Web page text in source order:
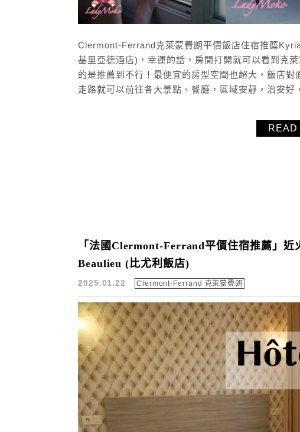
Clermont-Ferrand克萊蒙費朗平價飯店住宿推薦
基里亞德酒店)，幸運的話，房間打開就可以看到克
的是推薦到不行！最便宜的房型空間也超大，飯店
走路就可以前往各大景點、餐廳，區域安靜，治安好
READ
「法國Clermont-Ferrand平價住宿推薦」
Beaulieu (比尤利飯店)
2025.01.22 Clermont-Ferrand 克萊蒙費朗